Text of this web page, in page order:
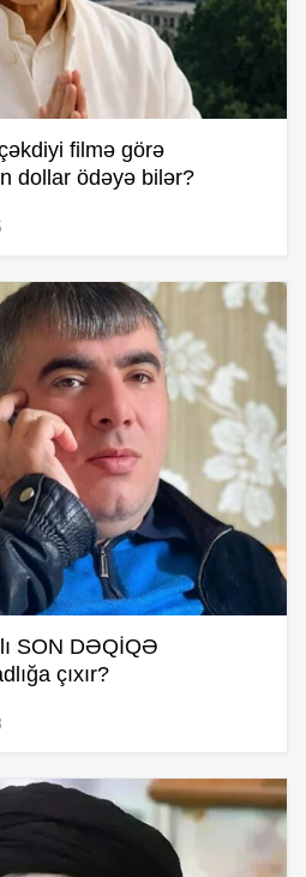
filmə görə
dollar ödəyə bilər?
SON DƏQİQƏ
çıxır?